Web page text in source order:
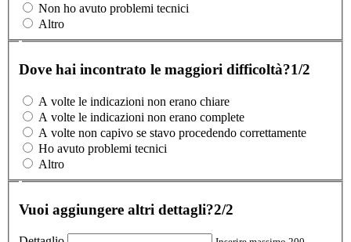
Non ho avuto problemi tecnici
Altro
Dove hai incontrato le maggiori difficoltà?1/2
A volte le indicazioni non erano chiare
A volte le indicazioni non erano complete
A volte non capivo se stavo procedendo correttamente
Ho avuto problemi tecnici
Altro
Vuoi aggiungere altri dettagli?2/2